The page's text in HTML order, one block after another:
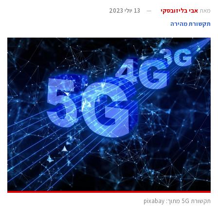
מאת אבי בליזובסקי
13 יולי 2023
תקשורת מהירה
תקשורת 5G מתוך: pixabay